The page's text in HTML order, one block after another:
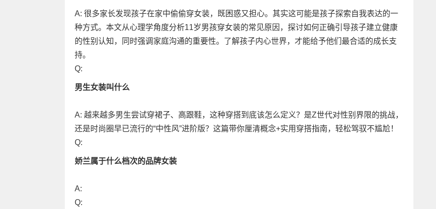
A: 很多家长发现孩子在家中偷偷穿女装，既困惑又担心。其实这可能是孩子探索自我表达的一
种方式。本文从心理学角度分析11岁男孩穿女装的常见原因，探讨如何正确引导孩子建立健康
的性别认知，同时强调家庭沟通的重要性。了解孩子内心世界，才能给予他们最合适的成长支
持。
Q:
男生女装叫什么
A: 越来越多男生尝试穿裙子、高跟鞋，这种穿搭到底该怎么定义？是Z世代对性别界限的挑战，
还是时尚圈早已流行的“中性风”进阶版？这篇带你厘清概念+实用穿搭指南，轻松驾驭不尴尬！
Q:
娇兰属于什么档次的品牌女装
A:
Q: